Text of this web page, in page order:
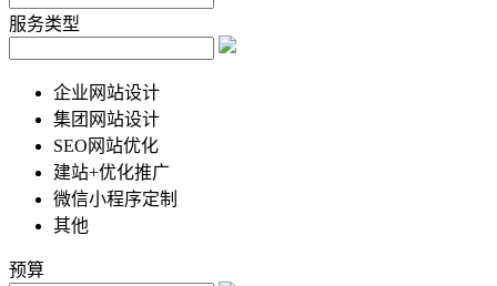
服务类型
企业网站设计
集团网站设计
SEO网站优化
建站+优化推广
微信小程序定制
其他
预算